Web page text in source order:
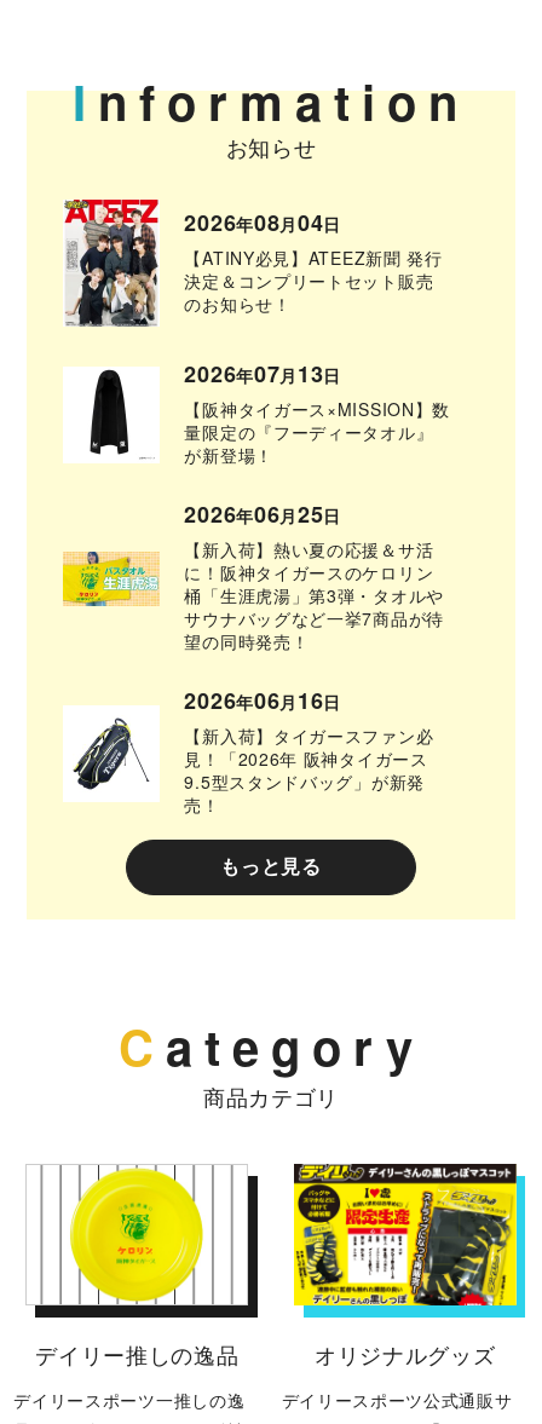
2026年08月04日
【ATINY必見】ATEEZ新聞 発行
決定＆コンプリートセット販売
のお知らせ！
2026年07月 13日
【阪神タイガース×MISSION】数
量限定の『フーディータオル』
が新登場！
2026年06月25日
【新入荷】熱い夏の応援＆サ活
に！阪神タイガースのケロリン
桶「生涯虎湯」第3弾・タオルや
サウナバッグなど一挙7商品が待
望の同時発売！
2026年06月 16日
【新入荷】タイガースファン必
見！「2026年 阪神タイガース
9.5型スタンドバッグ」が新発
売！
もっと見る
C ategory
商品カテゴリ
デイリー推しの逸品
デイリースポーツ一推しの逸
オリジナルグッズ
デイリースポーツ公式通販サ